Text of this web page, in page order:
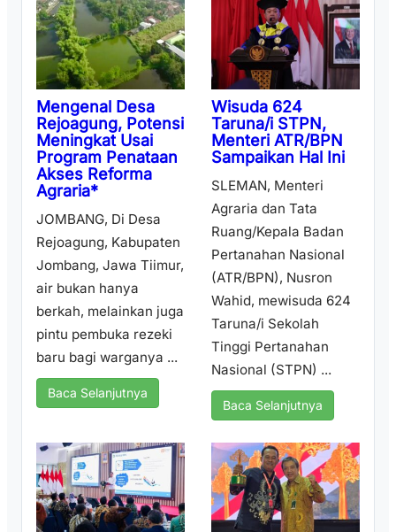
Mengenal Desa
Rejoagung, Potensi
Meningkat Usai
Program Penataan
Akses Reforma
Agraria*
JOMBANG, Di Desa
Rejoagung, Kabupaten
Jombang, Jawa Tiimur,
air bukan hanya
berkah, melainkan juga
pintu pembuka rezeki
baru bagi warganya ...
Baca Selanjutnya
Wisuda 624
Taruna/i STPN,
Menteri ATR/BPN
Sampaikan Hal Ini
SLEMAN, Menteri
Agraria dan Tata
Ruang/Kepala Badan
Pertanahan Nasional
(ATR/BPN), Nusron
Wahid, mewisuda 624
Taruna/i Sekolah
Tinggi Pertanahan
Nasional (STPN) ...
Baca Selanjutnya